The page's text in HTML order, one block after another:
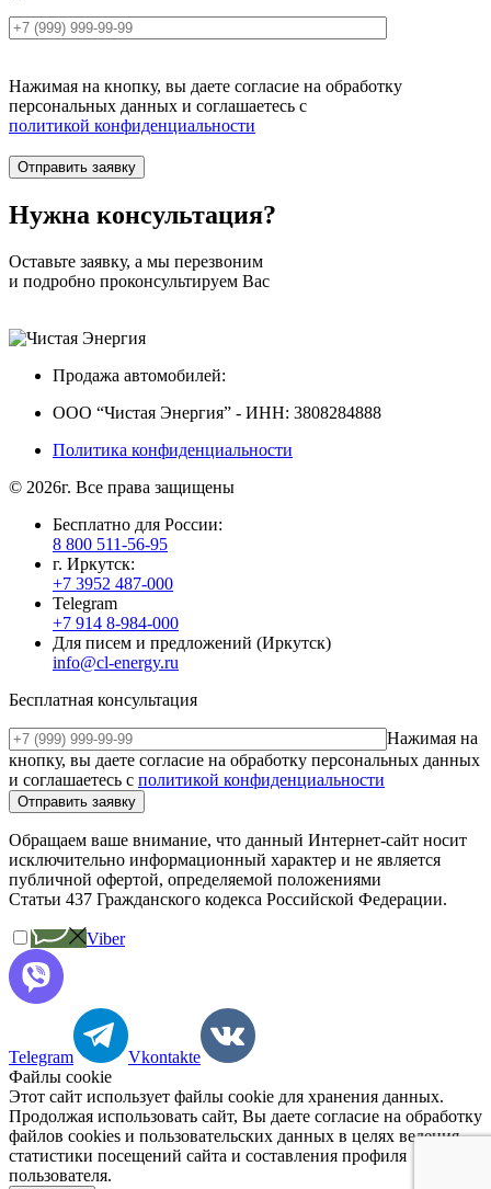
Нажимая на кнопку, вы даете согласие на обработку
персональных данных и соглашаетесь c
политикой конфиденциальности
Нужна консультация?
Оставьте заявку, а мы перезвоним
и подробно проконсультируем Вас
Продажа автомобилей:
ООО “Чистая Энергия” - ИНН: 3808284888
Политика конфиденциальности
© 2026г. Все права защищены
Бесплатно для России:
8 800 511-56-95
г. Иркутск:
+7 3952 487-000
Telegram
+7 914 8-984-000
Для писем и предложений (Иркутск)
info@cl-energy.ru
Бесплатная консультация
Нажимая на
кнопку, вы даете согласие на обработку персональных данных
и соглашаетесь c политикой конфиденциальности
Обращаем ваше внимание, что данный Интернет-сайт носит
исключительно информационный характер и не является
публичной офертой, определяемой положениями
Статьи 437 Гражданского кодекса Российской Федерации.
Viber
Telegram
Vkontakte
Файлы cookie
Этот сайт использует файлы cookie для хранения данных.
Продолжая использовать сайт, Вы даете согласие на обработку
файлов cookies и пользовательских данных в целях ведения
статистики посещений сайта и составления профиля
пользователя.